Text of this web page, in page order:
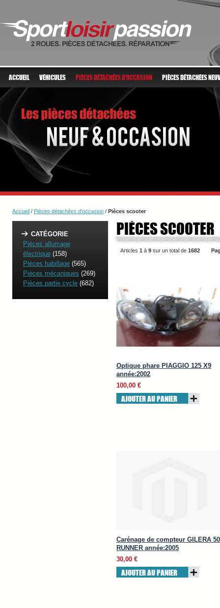
ACCUEIL VÉHICULES PIÈCES DÉTACHÉES D'OCCASION PIÈCES DÉTACHÉES
Accueil / Pièces détachées d'occasion / Pièces scooter
PIÈCES SCOOTER
Articles 1 à 9 sur un total de 1682
Optique phare PIAGGIO 125 X9
année:2002
100,00 €
AJOUTER AU PANIER
Carénage de compteur GILERA 50
RUNNER année:2005
30,00 €
AJOUTER AU PANIER
CATÉGORIE
Piéces allumage
èlectrique (158)
Pièces habillage (565)
Pièces mécaniques (269)
Pièces partie cycle (682)